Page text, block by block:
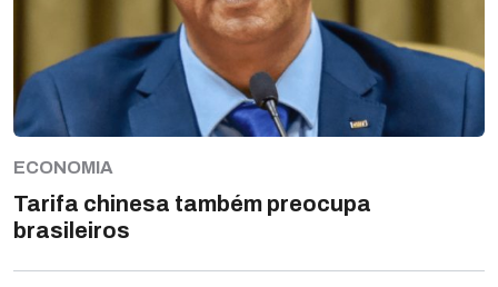
ECONOMIA
Tarifa chinesa também preocupa
brasileiros